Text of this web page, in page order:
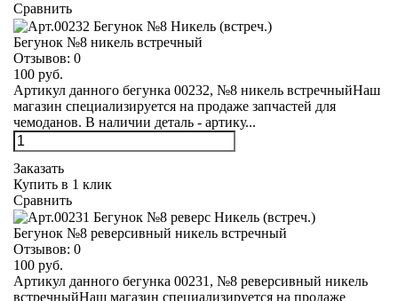
Сравнить
Бегунок №8 никель встречный
Отзывов: 0
100 руб.
Артикул данного бегунка 00232, №8 никель встречныйНаш
магазин специализируется на продаже запчастей для
чемоданов. В наличии деталь - артику...
Заказать
Купить в 1 клик
Сравнить
Бегунок №8 реверсивный никель встречный
Отзывов: 0
100 руб.
Артикул данного бегунка 00231, №8 реверсивный никель
встречныйНаш магазин специализируется на продаже